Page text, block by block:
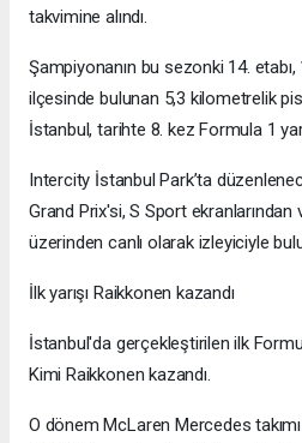
takvimine alındı.
Şampiyonanın bu sezonki 14.
ilçesinde bulunan 5,3 kilometrelik
İstanbul, tarihte 8. kez Formula 1
Intercity İstanbul Park’ta
Grand Prix'si, S Sport
üzerinden canlı olarak izleyiciyle
İlk yarışı Raikkonen kazandı
İstanbul'da gerçekleştirilen ilk
Kimi Raikkonen kazandı.
O dönem McLaren Mercedes